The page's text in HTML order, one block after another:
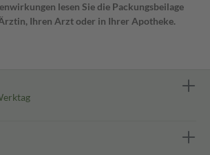
lesen Sie die Packungsbeilage
Ihren Arzt oder in Ihrer Apotheke.